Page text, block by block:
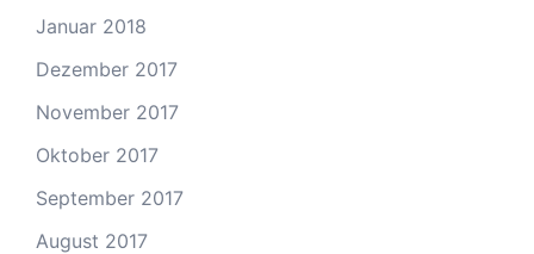
Januar 2018
Dezember 2017
November 2017
Oktober 2017
September 2017
August 2017